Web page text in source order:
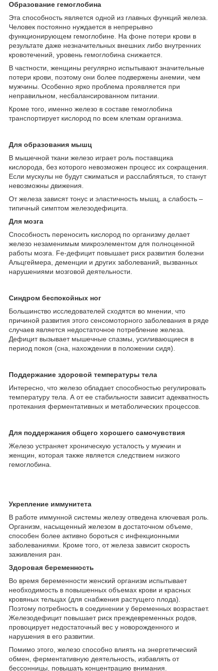
Образование гемоглобина
Эта способность является одной из главных функций железа.
Человек постоянно нуждается в непрерывно
функционирующем гемоглобине. На фоне потери крови в
результате даже незначительных внешних либо внутренних
кровотечений, уровень гемоглобина снижается.
В частности, женщины регулярно испытывают значительные
потери крови, поэтому они более подвержены анемии, чем
мужчины. Особенно ярко проблема проявляется при
неправильном, несбалансированном питании.
Кроме того, именно железо в составе гемоглобина
транспортирует кислород по всем клеткам организма.
Для образования мышц
В мышечной ткани железо играет роль поставщика
кислорода, без которого невозможен процесс их сокращения.
Если мускулы не будут сжиматься и расслабляться, то станут
невозможны движения.
От железа зависят тонус и эластичность мышц, а слабость –
типичный симптом железодефицита.
Для мозга
Способность переносить кислород по организму делает
железо незаменимым микроэлементом для полноценной
работы мозга. Fe-дефицит повышает риск развития болезни
Альцгеймера, деменции и других заболеваний, вызванных
нарушениями мозговой деятельности.
Синдром беспокойных ног
Большинство исследователей сходятся во мнении, что
причиной развития этого сенсомоторного заболевания в ряде
случаев является недостаточное потребление железа.
Дефицит вызывает мышечные спазмы, усиливающиеся в
период покоя (сна, нахождении в положении сидя).
Поддержание здоровой температуры тела
Интересно, что железо обладает способностью регулировать
температуру тела. А от ее стабильности зависит адекватность
протекания ферментативных и метаболических процессов.
Для поддержания общего хорошего самочувствия
Железо устраняет хроническую усталость у мужчин и
женщин, которая также является следствием низкого
гемоглобина.
Укрепление иммунитета
В работе иммунной системы железу отведена ключевая роль.
Организм, насыщенный железом в достаточном объеме,
способен более активно бороться с инфекционными
заболеваниями. Кроме того, от железа зависит скорость
заживления ран.
Здоровая беременность
Во время беременности женский организм испытывает
необходимость в повышенных объемах крови и красных
кровяных тельцах (для снабжения растущего плода).
Поэтому потребность в соединении у беременных возрастает.
Железодефицит повышает риск преждевременных родов,
провоцирует недостаточный вес у новорожденного и
нарушения в его развитии.
Помимо этого, железо способно влиять на энергетический
обмен, ферментативную деятельность, избавлять от
бессонницы, повышать концентрацию внимания.